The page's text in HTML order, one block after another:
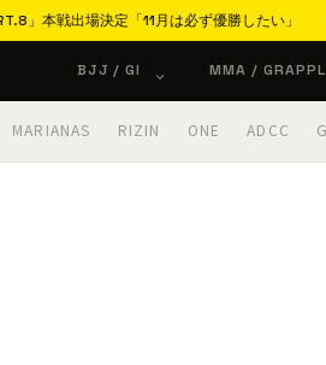
決定「11月は必ず優勝したい」
BJJ / GI MMA /
MARIANAS RIZIN ONE ADCC